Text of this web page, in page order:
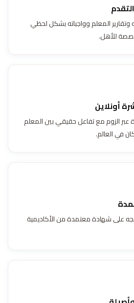
المعلم وواجباته بشكل لحظي
للأهل.
أونلاين
عبر الزوم مع تفاعل حقيقي بين المعلم
في العالم.
على شهادة معتمدة من الأكاديمية